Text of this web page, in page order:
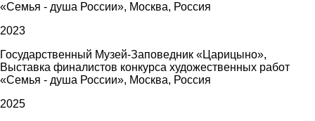
«Семья - душа России», Москва, Россия
2023
Государственный Музей-Заповедник «Царицыно»,
Выставка финалистов конкурса художественных работ
«Семья - душа России», Москва, Россия
2025